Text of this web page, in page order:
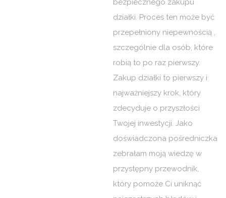
bezpiecznego zakupu
działki. Proces ten może być
przepełniony niepewnością ,
szczególnie dla osób, które
robią to po raz pierwszy.
Zakup działki to pierwszy i
najważniejszy krok, który
zdecyduje o przyszłości
Twojej inwestycji. Jako
doświadczona pośredniczka
zebrałam moją wiedzę w
przystępny przewodnik,
który pomoże Ci uniknąć